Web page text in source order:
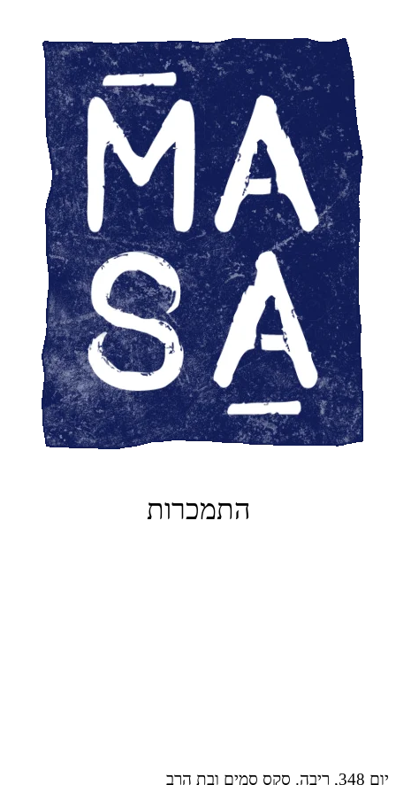
התמכרות
יום 348, ריבה. סקס סמים ובת הרב